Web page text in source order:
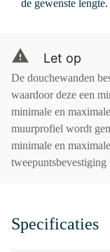
de gewenste lengte.
Let op
De douchewanden
waardoor deze een
minimale en
muurprofiel wordt
minimale en
Specificaties